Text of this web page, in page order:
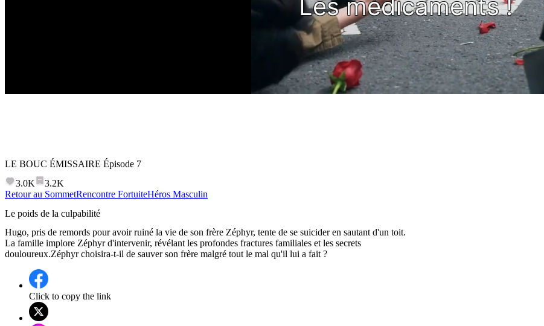
Les médicaments !
LE BOUC ÉMISSAIRE Épisode 7
3.0K
3.2K
Retour au SommetRencontre FortuiteHéros Masculin
Le poids de la culpabilité
Hugo, pris de remords pour avoir ruiné la vie de son frère Zéphyr, tente de se suicider en sautant d'un toit.
La famille implore Zéphyr d'intervenir, révélant les profondes fractures familiales et les secrets
douloureux.Zéphyr choisira-t-il de sauver son frère malgré tout le mal qu'il lui a fait ?
Click to copy the link